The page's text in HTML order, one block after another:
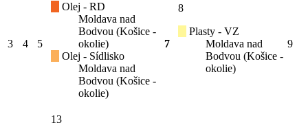
3 4 5
Olej - RD
Moldava nad
Bodvou (Košice -
okolie)
Olej - Sídlisko
Moldava nad
Bodvou (Košice -
okolie)
7
8
Plasty - VZ
Moldava nad
Bodvou (Košice -
okolie)
9
13